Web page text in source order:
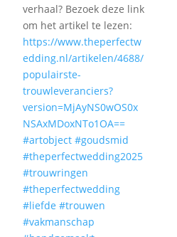
verhaal? Bezoek deze link
om het artikel te lezen:
https://www.theperfectw
edding.nl/artikelen/4688/
populairste-
trouwleveranciers?
version=MjAyNS0wOS0x
NSAxMDoxNTo1OA==
#artobject #goudsmid
#theperfectwedding2025
#trouwringen
#theperfectwedding
#liefde #trouwen
#vakmanschap